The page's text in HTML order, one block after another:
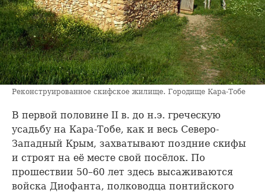
Реконструированное скифское жилище. Городище Кара-Тобе
В первой половине II в. до н.э. греческую
усадьбу на Кара-Тобе, как и весь Северо-
Западный Крым, захватывают поздние скифы
и строят на её месте свой посёлок. По
прошествии 50–60 лет здесь высаживаются
войска Диофанта, полководца понтийского